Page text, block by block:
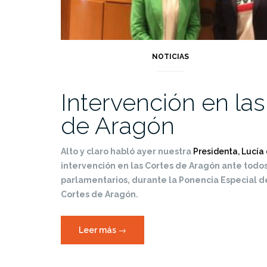
NOTICIAS
Intervención en
de Aragón
Alto y claro habló ayer nuestra Presidenta, Lucía
intervención en las Cortes de Aragón ante
parlamentarios, durante la Ponencia Especial
Cortes de Aragón.
Leer más «Intervención
en
→